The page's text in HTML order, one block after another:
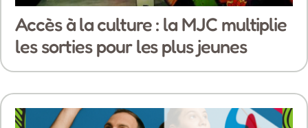
Accès à la culture : la MJC multiplie
les sorties pour les plus jeunes